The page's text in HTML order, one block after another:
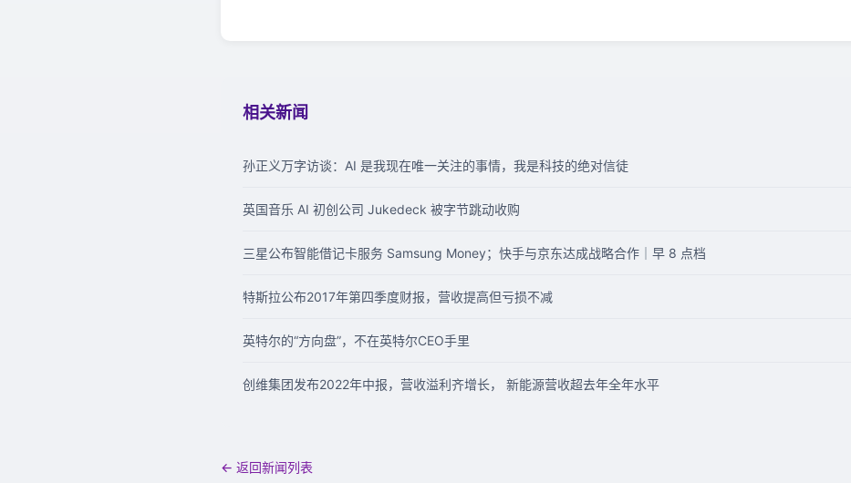
相关新闻
孙正义万字访谈：AI 是我现在唯一关注的事情，我是科技的绝对信徒
英国音乐 AI 初创公司 Jukedeck 被字节跳动收购
三星公布智能借记卡服务 Samsung Money；快手与京东达成战略合作｜早 8 点档
特斯拉公布2017年第四季度财报，营收提高但亏损不减
英特尔的“方向盘”，不在英特尔CEO手里
创维集团发布2022年中报，营收溢利齐增长， 新能源营收超去年全年水平
← 返回新闻列表